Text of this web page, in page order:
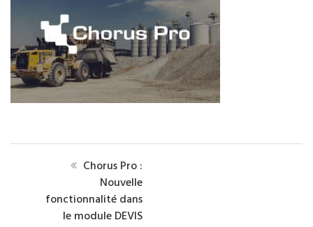
Chorus Pro :
Nouvelle
fonctionnalité dans
le module DEVIS